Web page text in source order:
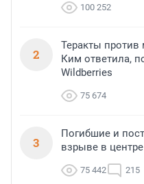
100 252
2
Теракты против
Ким ответила,
Wildberries
75 674
3
Погибшие и
взрыве в
75 442 215